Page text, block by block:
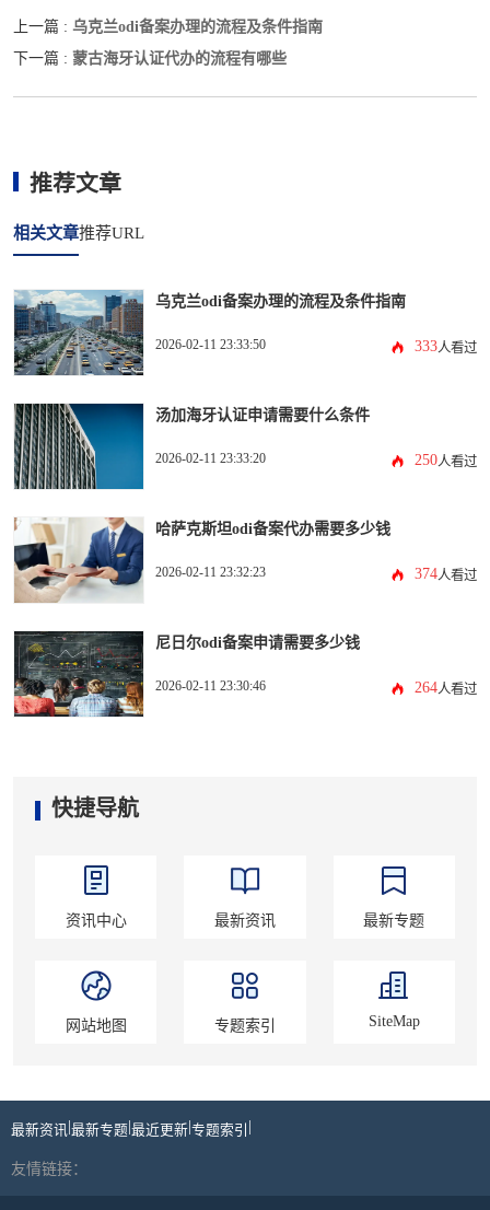
上一篇 : 乌克兰odi备案办理的流程及条件指南
下一篇 : 蒙古海牙认证代办的流程有哪些
推荐文章
相关文章推荐URL
乌克兰odi备案办理的流程及条件指南
2026-02-11 23:33:50 333人看过
汤加海牙认证申请需要什么条件
2026-02-11 23:33:20 250人看过
哈萨克斯坦odi备案代办需要多少钱
2026-02-11 23:32:23 374人看过
尼日尔odi备案申请需要多少钱
2026-02-11 23:30:46 264人看过
快捷导航
资讯中心 最新资讯 最新专题
网站地图 专题索引 SiteMap
最新资讯 最新专题 最近更新 专题索引
友情链接：